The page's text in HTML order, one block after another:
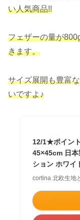
い人気商品!!
フェザーの量が
きます。
サイズ展開も豊富
いですよ♪
12/1★ポイン
45×45cm 日本
ション ホワイ
cortina 北欧生地